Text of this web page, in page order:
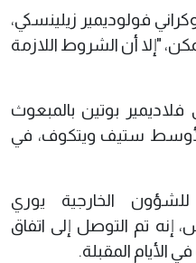
فولوديمير زيلينسكي،
"إلا أن الشروط اللازمة
بوتين بالمبعوث
ستيف ويتكوف، في
الخارجية يوري
إنه تم التوصل إلى اتفاق
الأيام المقبلة.